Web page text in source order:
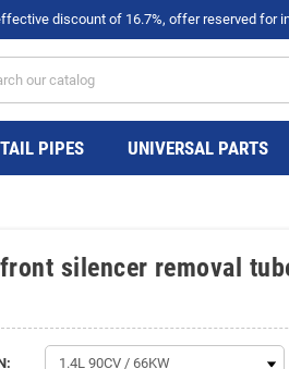
discount of 16.7%, offer reserved
TAIL PIPES UNIVERSAL PARTS
silencer removal